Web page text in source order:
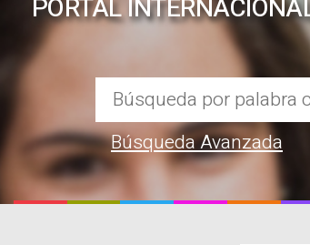
PORTAL
Búsqueda Avanzada